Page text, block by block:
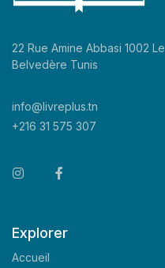
22 Rue Amine Abbasi 1002 Le
Belvedère Tunis
info@livreplus.tn
+216 31 575 307
Explorer
Accueil